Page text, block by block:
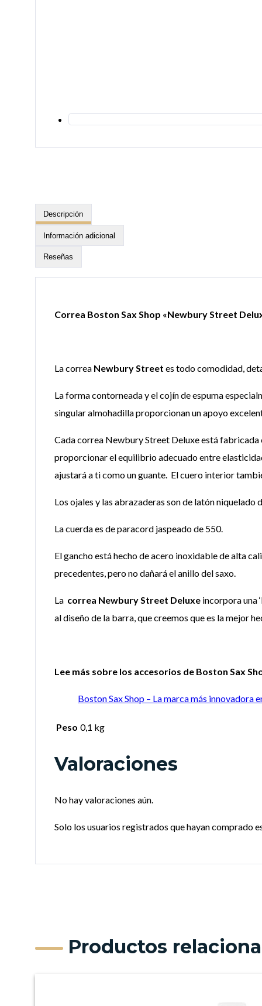
Descripción
Información adicional
Reseñas
Correa Boston Sax Shop «Newbury Street
La correa Newbury Street es todo comodidad,
La forma contorneada y el cojín de espuma
singular almohadilla proporcionan un apoyo
Cada correa Newbury Street Deluxe está fabricada
proporcionar el equilibrio adecuado entre
ajustará a ti como un guante. El cuero interior
Los ojales y las abrazaderas son de latón niquelado
La cuerda es de paracord jaspeado de 550.
El gancho está hecho de acero inoxidable de alta
precedentes, pero no dañará el anillo del saxo.
La correa Newbury Street Deluxe incorpora una
al diseño de la barra, que creemos que es la mejor
Lee más sobre los accesorios de Boston Sax
Boston Sax Shop – La marca más innovadora
Peso 0,1 kg
Valoraciones
No hay valoraciones aún.
Solo los usuarios registrados que hayan comprado
Productos